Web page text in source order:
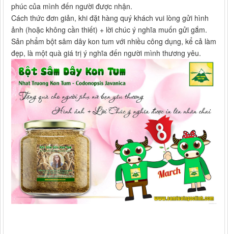
phúc của mình đến người được nhận.
Cách thức đơn giản, khi đặt hàng quý khách vui lòng gửi hình
ảnh (hoặc không cần thiết) + lời chúc ý nghĩa muốn gửi gắm.
Sản phẩm bột sâm dây kon tum với nhiều công dụng, kể cả làm
đẹp, là một quà giá trị ý nghĩa đến người mình thương yêu.